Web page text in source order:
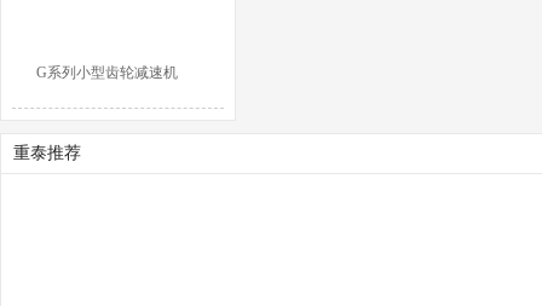
G系列小型齿轮减速机
重泰推荐